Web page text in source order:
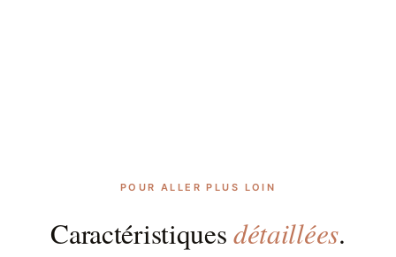
POUR ALLER PLUS LOIN
Caractéristiquesdétaillées.